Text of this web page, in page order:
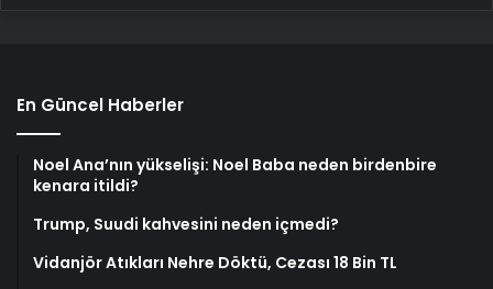
En Güncel Haberler
Noel Ana’nın yükselişi: Noel Baba neden birdenbire
kenara itildi?
Trump, Suudi kahvesini neden içmedi?
Vidanjör Atıkları Nehre Döktü, Cezası 18 Bin TL